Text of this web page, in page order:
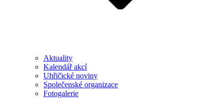
Aktuality
Kalendář akcí
Uhřičické noviny
Společenské organizace
Fotogalerie